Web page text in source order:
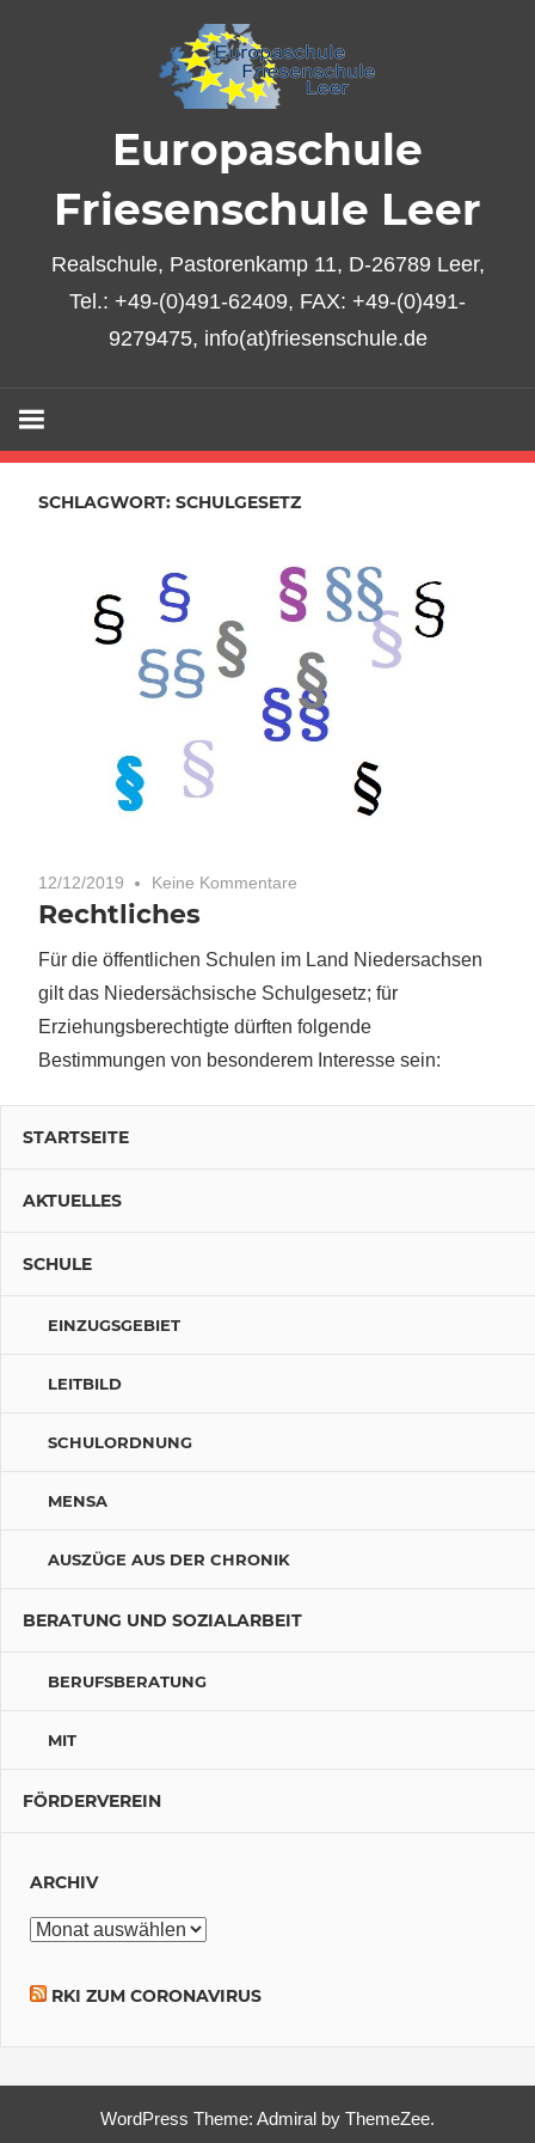
Europaschule
Friesenschule Leer
Realschule, Pastorenkamp 11, D-26789 Leer,
Tel.: +49-(0)491-62409, FAX: +49-(0)491-
9279475, info(at)friesenschule.de
SCHLAGWORT: SCHULGESETZ
12/12/2019 Keine Kommentare
Rechtliches
Für die öffentlichen Schulen im Land Niedersachsen
gilt das Niedersächsische Schulgesetz; für
Erziehungsberechtigte dürften folgende
Bestimmungen von besonderem Interesse sein:
STARTSEITE
AKTUELLES
SCHULE
EINZUGSGEBIET
LEITBILD
SCHULORDNUNG
MENSA
AUSZÜGE AUS DER CHRONIK
BERATUNG UND SOZIALARBEIT
BERUFSBERATUNG
MIT
FÖRDERVEREIN
ARCHIV
Archiv
RKI ZUM CORONAVIRUS
WordPress Theme: Admiral by ThemeZee.